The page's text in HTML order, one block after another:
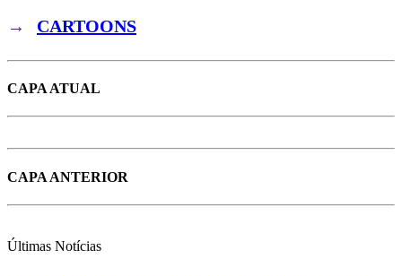
→ CARTOONS
CAPA ATUAL
CAPA ANTERIOR
Últimas Notícias